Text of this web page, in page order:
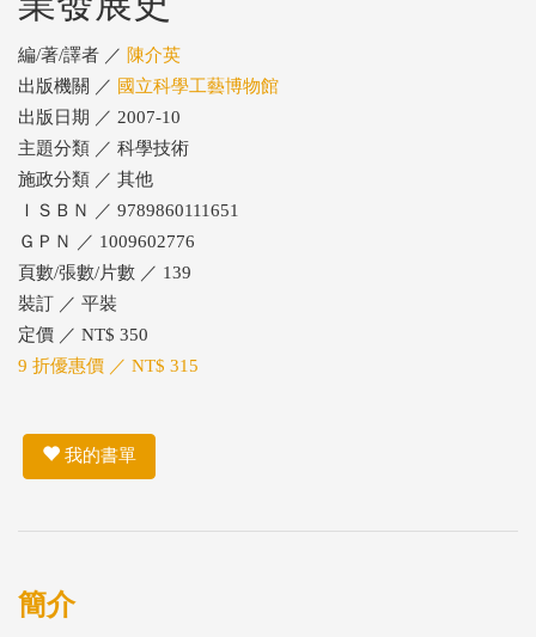
編/著/譯者 ／ 陳介英
出版機關 ／ 國立科學工藝博物館
出版日期 ／ 2007-10
主題分類 ／ 科學技術
施政分類 ／ 其他
ＩＳＢＮ ／ 9789860111651
ＧＰＮ ／ 1009602776
頁數/張數/片數 ／ 139
裝訂 ／ 平裝
定價 ／ NT$ 350
9 折優惠價 ／ NT$ 315
我的書單
簡介